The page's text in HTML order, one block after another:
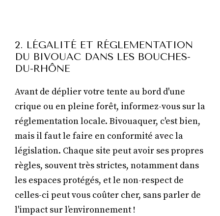
2. LÉGALITÉ ET RÉGLEMENTATION
DU BIVOUAC DANS LES BOUCHES-
DU-RHÔNE
Avant de déplier votre tente au bord d'une
crique ou en pleine forêt, informez-vous sur la
réglementation locale. Bivouaquer, c'est bien,
mais il faut le faire en conformité avec la
législation. Chaque site peut avoir ses propres
règles, souvent très strictes, notamment dans
les espaces protégés, et le non-respect de
celles-ci peut vous coûter cher, sans parler de
l'impact sur l’environnement !